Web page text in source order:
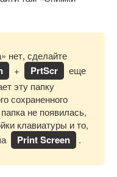
нет, сделайте
+ PrtScr
еще
эту папку
сохраненного
не появилась,
клавиатуры и то,
Print Screen .